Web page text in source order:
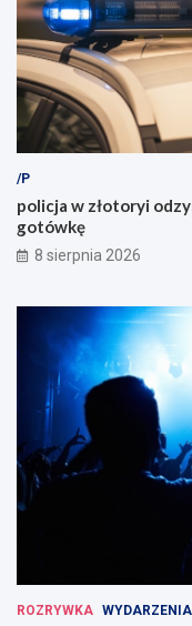
/P
policja w złotoryi
gotówkę
8 sierpnia 2026
ROZRYWKA WYDARZENIA